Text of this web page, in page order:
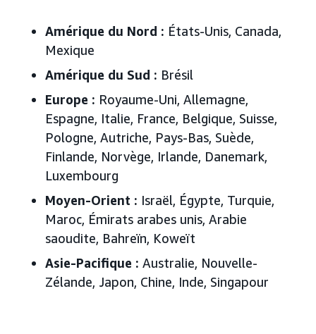
Amérique du Nord : États-Unis, Canada,
Mexique
Amérique du Sud : Brésil
Europe : Royaume-Uni, Allemagne,
Espagne, Italie, France, Belgique, Suisse,
Pologne, Autriche, Pays-Bas, Suède,
Finlande, Norvège, Irlande, Danemark,
Luxembourg
Moyen-Orient : Israël, Égypte, Turquie,
Maroc, Émirats arabes unis, Arabie
saoudite, Bahreïn, Koweït
Asie-Pacifique : Australie, Nouvelle-
Zélande, Japon, Chine, Inde, Singapour